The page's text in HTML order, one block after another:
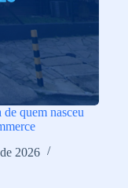
quem nasceu
2026